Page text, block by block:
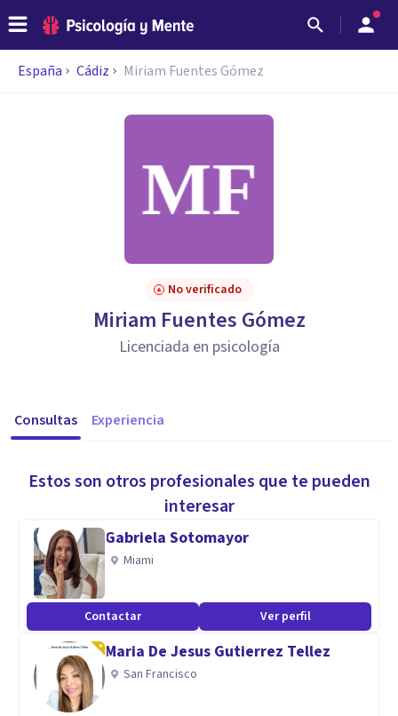
España Cádiz Miriam Fuentes Gómez
No verificado
Miriam Fuentes Gómez
Licenciada en psicología
Consultas Experiencia
Estos son otros profesionales que te pueden
interesar
Gabriela Sotomayor
Miami
Contactar Ver perfil
Maria De Jesus Gutierrez Tellez
San Francisco